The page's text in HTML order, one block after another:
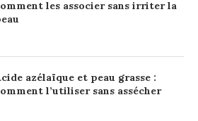
les associer sans irriter la
azélaïque et peau grasse :
l’utiliser sans assécher